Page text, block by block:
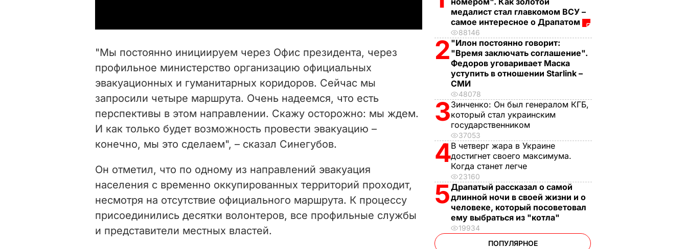
i
d
e
o
"Мы постоянно инициируем через Офис президента, через
профильное министерство организацию официальных
эвакуационных и гуманитарных коридоров. Сейчас мы
запросили четыре маршрута. Очень надеемся, что есть
перспективы в этом направлении. Скажу осторожно: мы ждем.
И как только будет возможность провести эвакуацию –
конечно, мы это сделаем", – сказал Синегубов.
Он отметил, что по одному из направлений эвакуация
населения с временно оккупированных территорий проходит,
несмотря на отсутствие официального маршрута. К процессу
присоединились десятки волонтеров, все профильные службы
и представители местных властей.
медалист стал главкомом ВСУ –
самое интересное о Драпатом
88146
2 "Илон постоянно говорит:
"Время заключать соглашение".
Федоров уговаривает Маска
уступить в отношении Starlink –
СМИ
48078
3Зинченко: Он был генералом КГБ,
который стал украинским
государственником
37053
4В четверг жара в Украине
достигнет своего максимума.
Когда станет легче
23160
5Драпатый рассказал о самой
длинной ночи в своей жизни и о
человеке, который посоветовал
ему выбраться из "котла"
19934
ПОПУЛЯРНОЕ